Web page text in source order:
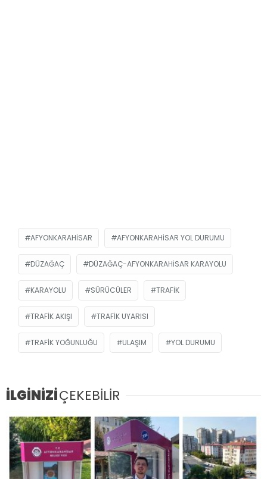
AFYONKARAHISAR AFYONKARAHISAR YOL DURUMU
DÜZAĞAÇ DÜZAĞAÇ-AFYONKARAHISAR KARAYOLU
KARAYOLU SÜRÜCÜLER TRAFIK
TRAFIK AKIŞI TRAFIK UYARISI
TRAFIK YOĞUNLUĞU ULAŞIM YOL DURUMU
İLGİNİZİÇEKEBİLİR